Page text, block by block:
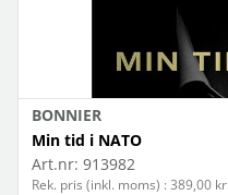
BONNIER
Min tid i NATO
Art.nr: 913982
Rek. pris (inkl. moms) : 389,00 kr